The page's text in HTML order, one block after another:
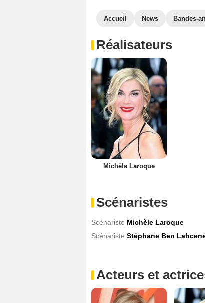
Accueil News Bandes-
Réalisateurs
Michèle Laroque
Scénaristes
Scénariste Michèle Laroque
Scénariste Stéphane Ben
Acteurs et